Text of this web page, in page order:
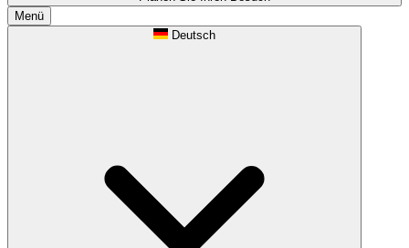
Menü
Deutsch